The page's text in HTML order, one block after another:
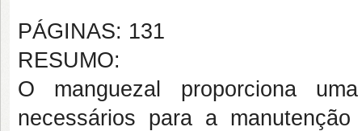
PÁGINAS: 131
RESUMO:
O manguezal proporciona
necessários para a